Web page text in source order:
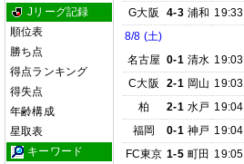
Jリーグ記録
順位表
勝ち点
得点ランキング
得失点
年齢構成
星取表
キーワード
G大阪
4-3 浦和 19:33
8/8 (土)
名古屋 0-1 清水 19:03
C大阪
2-1 岡山 19:03
柏
2-1 水戸 19:04
福岡
0-1 神戸 19:04
FC東京 1-5 町田 19:05